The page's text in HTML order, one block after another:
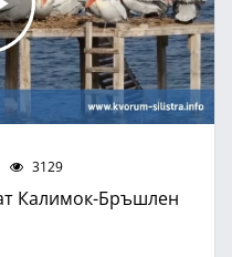
3129
Калимок-Бръшлен